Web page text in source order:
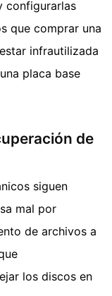
configurarlas
que comprar una
infrautilizada
placa base
de
siguen
mal por
de archivos a
los discos en